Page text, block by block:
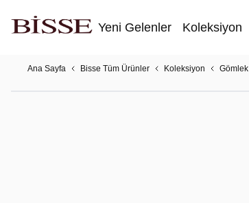
Yeni Gelenler Koleksiyon
Ana Sayfa Bisse Tüm Ürünler Koleksiyon Gömlek